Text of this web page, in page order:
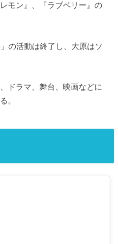
モン』、『ラブベリー』の
の活動は終了し、大原はソ
ドラマ、舞台、映画などに
。